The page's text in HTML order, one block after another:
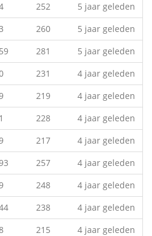
252
5 jaar geleden
260
5 jaar geleden
281
5 jaar geleden
231
4 jaar geleden
219
4 jaar geleden
228
4 jaar geleden
217
4 jaar geleden
257
4 jaar geleden
248
4 jaar geleden
238
4 jaar geleden
215
4 jaar geleden